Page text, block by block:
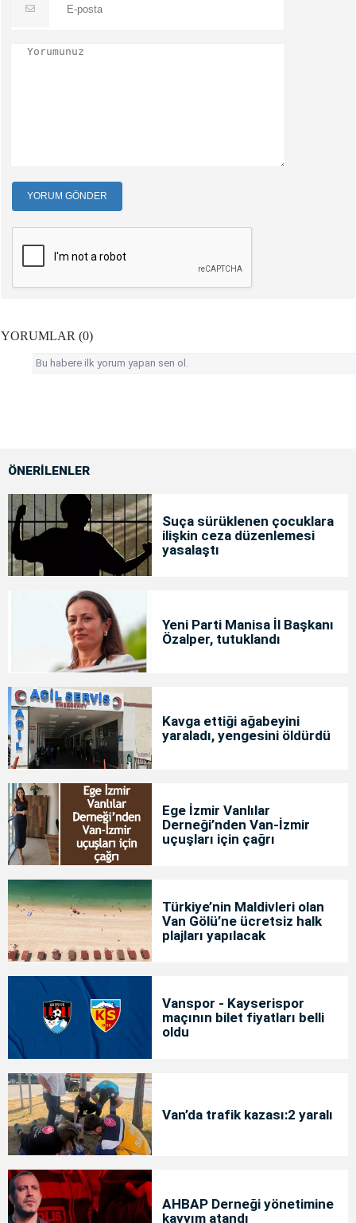
YORUM GÖNDER
YORUMLAR (0)
Bu habere ilk yorum yapan sen ol.
ÖNERİLENLER
Suça sürüklenen çocuklara
ilişkin ceza düzenlemesi
yasalaştı
Yeni Parti Manisa İl Başkanı
Özalper, tutuklandı
Kavga ettiği ağabeyini
yaraladı, yengesini öldürdü
Ege İzmir Vanlılar
Derneği’nden Van-İzmir
uçuşları için çağrı
Türkiye’nin Maldivleri olan
Van Gölü’ne ücretsiz halk
plajları yapılacak
Vanspor - Kayserispor
maçının bilet fiyatları belli
oldu
Van’da trafik kazası:2 yaralı
AHBAP Derneği yönetimine
kayyım atandı